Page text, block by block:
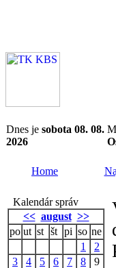
Dnes je sobota 08. 08.
2026
Home
Kalendár správ
<< august >>
po ut st št pi so ne
1
2
3
4 5 6 7 8
9